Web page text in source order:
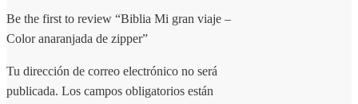
Be the first to review “Biblia Mi gran viaje –
Color anaranjada de zipper”
Tu dirección de correo electrónico no será
publicada. Los campos obligatorios están